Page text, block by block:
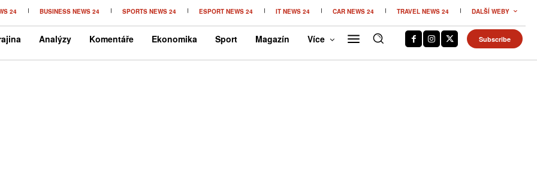
24 BUSINESS NEWS 24 SPORTS NEWS 24 ESPORT NEWS 24 IT NEWS 24 CAR NEWS 24 TRAVEL NEWS 24 DALŠÍ WEBY
Analýzy Komentáře Ekonomika Sport Magazín Více Subscribe